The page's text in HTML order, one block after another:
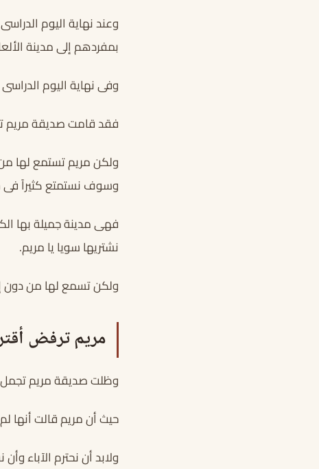
وعند نهاية اليوم
بمفردهم إلى مدينة
وفى نهاية اليوم
فقد قامت صديقة مريم
ولكن مريم تستمع لها
وسوف نستمتع كثيراً فى
فهى مدينة جميلة بها
نشتريها سويا يا مريم.
ولكن تسمع لها من دون
مريم ترفض
وظلت صديقة مريم تجمل
حيث أن مريم قالت أنها
ولابد أن نحترم الآباء